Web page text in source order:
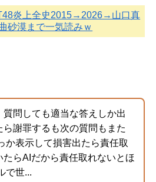
炎上全史2015→2026→山口真
砂漠まで一気読みｗ
質問しても適当な答えしか出
ら謝罪するも次の質問もまた
か表示して損害出たら責任取
たらAIだから責任取れないとほ
で世...